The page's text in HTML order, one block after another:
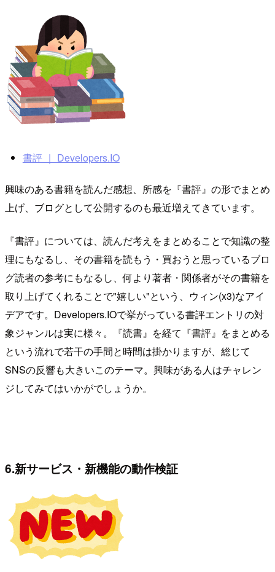
書評 ｜ Developers.IO
興味のある書籍を読んだ感想、所感を『書評』の形でまとめ
上げ、ブログとして公開するのも最近増えてきています。
『書評』については、読んだ考えをまとめることで知識の整
理にもなるし、その書籍を読もう・買おうと思っているブロ
グ読者の参考にもなるし、何より著者・関係者がその書籍を
取り上げてくれることで"嬉しい"という、ウィン(x3)なアイ
デアです。Developers.IOで挙がっている書評エントリの対
象ジャンルは実に様々。『読書』を経て『書評』をまとめる
という流れで若干の手間と時間は掛かりますが、総じて
SNSの反響も大きいこのテーマ。興味がある人はチャレン
ジしてみてはいかがでしょうか。
6.新サービス・新機能の動作検証